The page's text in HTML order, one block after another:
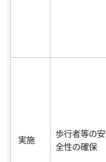
実施
歩行者等の安
全性の確保